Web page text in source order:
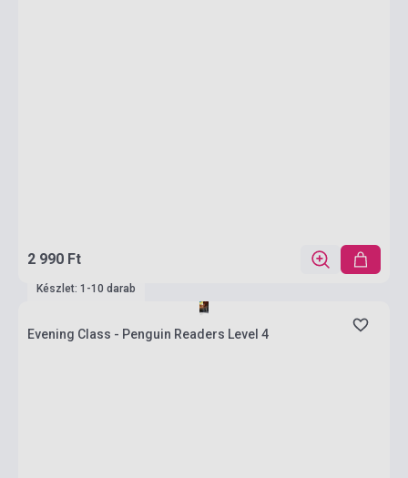
2 990 Ft
Készlet: 1-10 darab
Evening Class - Penguin Readers Level 4